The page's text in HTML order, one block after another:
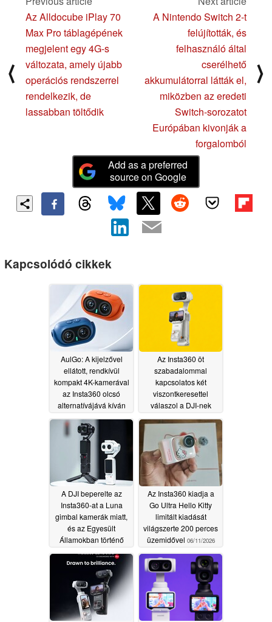
⟨
Az Alldocube iPlay 70
Max Pro táblagépének
megjelent egy 4G-s
változata, amely újabb
operációs rendszerrel
rendelkezik, de
lassabban töltődik
A Nintendo Switch 2-t
felújították, és
felhasználó által
cserélhető
akkumulátorral látták el,
miközben az eredeti
Switch-sorozatot
Európában kivonják a
forgalomból
⟩
Add as a preferred
source on Google
Kapcsolódó cikkek
AulGo: A kijelzővel
ellátott, rendkívül
kompakt 4K-kamerával
az Insta360 olcsó
alternatívájává kíván
06/28/2026
Az Insta360 öt
szabadalommal
kapcsolatos két
viszontkeresettel
válaszol a DJI-nek
06/13/2026
A DJI beperelte az
Insta360-at a Luna
gimbal kamerák miatt,
és az Egyesült
Államokban történő
kéri06/12/2026
Az Insta360 kiadja a
Go Ultra Hello Kitty
limitált kiadását
világszerte 200 perces
üzemidővel 06/11/2026